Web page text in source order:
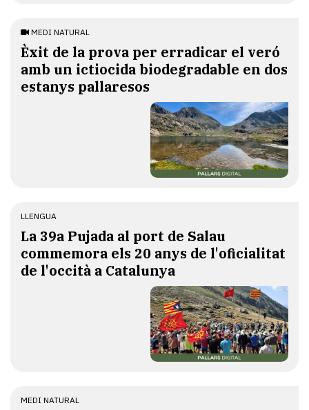
MEDI NATURAL
Èxit de la prova per erradicar el veró
amb un ictiocida biodegradable en dos
estanys pallaresos
LLENGUA
​La 39a Pujada al port de Salau
commemora els 20 anys de l'oficialitat
de l'occità a Catalunya
MEDI NATURAL